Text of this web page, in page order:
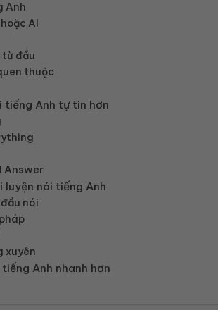
Anh
AI
từ đầu
thuộc
Anh tự tin hơn
Answer
luyện nói tiếng Anh
nói
xuyên
Anh nhanh hơn